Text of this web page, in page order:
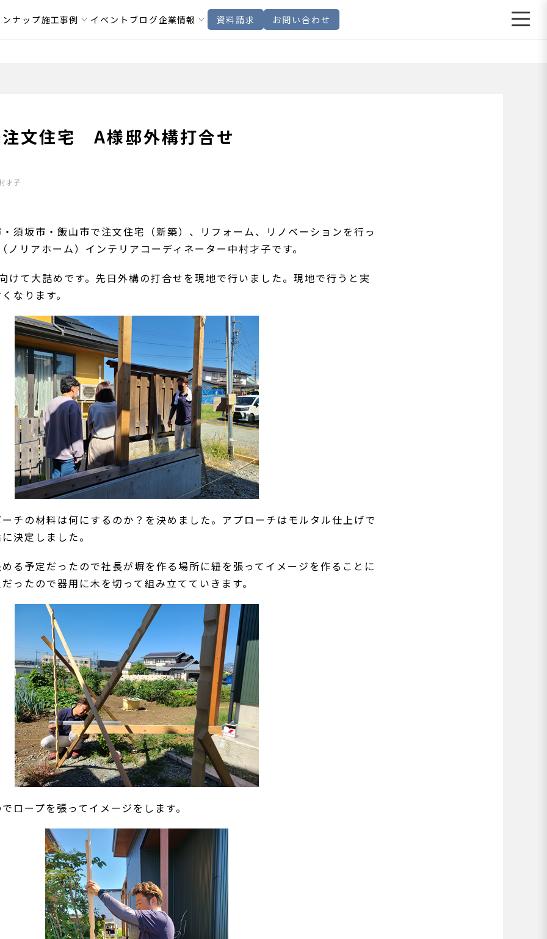
ンナップ施工事例 イベント ブログ企業情報 資料請求 お問い合わせ
文住宅 A様邸外構打合せ
才子
須坂市・飯山市で注文住宅（新築）、リフォーム、リノベーションを行っ
ノリアホーム）インテリアコーディネーター中村才子です。
けて大詰めです。先日外構の打合せを現地で行いました。現地で行うと実
なります。
チの材料は何にするのか？を決めました。アプローチはモルタル仕上げで
決定しました。
る予定だったので社長が塀を作る場所に紐を張ってイメージを作ることに
ったので器用に木を切って組み立てていきます。
ロープを張ってイメージをします。